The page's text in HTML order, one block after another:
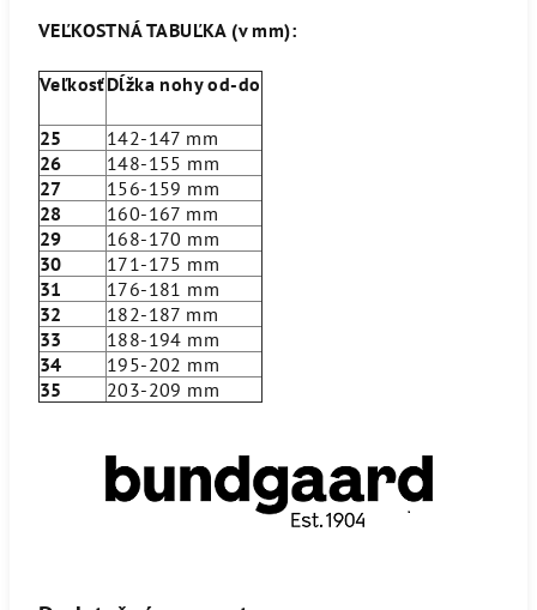
VEĽKOSTNÁ TABUĽKA (v mm):
VeľkosťDĺžka nohy od-do
25
142-147 mm
26
148-155 mm
27
156-159 mm
28
160-167 mm
29
168-170 mm
30
171-175 mm
31
176-181 mm
32
182-187 mm
33
188-194 mm
34
195-202 mm
35
203-209 mm